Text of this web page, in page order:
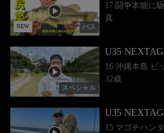
NEW バス
17 闘争本能に
真
スペシャル
U35
16 沖縄本島 ビ
32歳
U35
15 マゴチハン